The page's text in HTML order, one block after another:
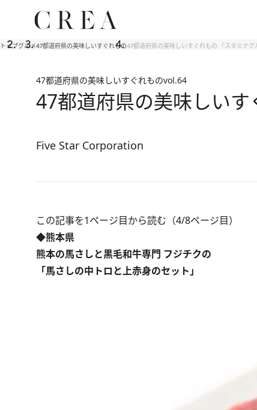
トップグルメ47都道府県の美味しいすぐれもの47都道府県の美味しいすぐれもの 「スタミナ
47都道府県の美味しいすぐれものvol.64
47都道府県の美味しい
Five Star Corporation
この記事を1ページ目から読む（4/8ページ目）
◆熊本県
熊本の馬さしと黒毛和牛専門 フジチクの
「馬さしの中トロと上赤身のセット」